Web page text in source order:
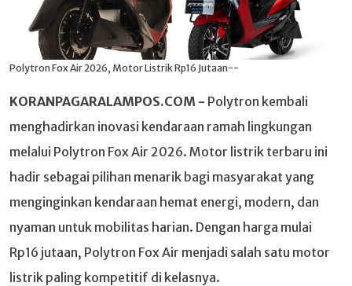
Polytron Fox Air 2026, Motor Listrik Rp16 Jutaan--
KORANPAGARALAMPOS.COM - Polytron kembali
menghadirkan inovasi kendaraan ramah lingkungan
melalui Polytron Fox Air 2026. Motor listrik terbaru ini
hadir sebagai pilihan menarik bagi masyarakat yang
menginginkan kendaraan hemat energi, modern, dan
nyaman untuk mobilitas harian. Dengan harga mulai
Rp16 jutaan, Polytron Fox Air menjadi salah satu motor
listrik paling kompetitif di kelasnya.